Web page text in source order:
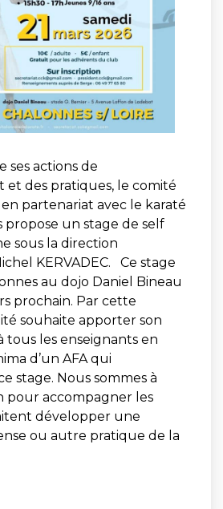
ses actions de
des pratiques, le comité
partenariat avec le karaté
propose un stage de self
sous la direction
KERVADEC. Ce stage
au dojo Daniel Bineau
prochain. Par cette
souhaite apporter son
tous les enseignants en
d’un AFA qui
stage. Nous sommes à
pour accompagner les
développer une
ou autre pratique de la